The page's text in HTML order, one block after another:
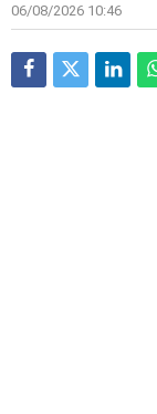
06/08/2026 10:46